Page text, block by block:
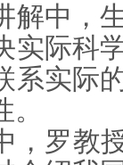
解中，
实际科
系实际
，罗教